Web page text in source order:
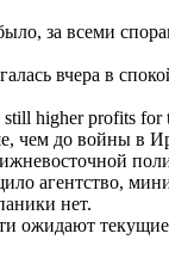
за всеми
вчера в
higher profits
чем до войны в
агентство,
нет.
ожидают